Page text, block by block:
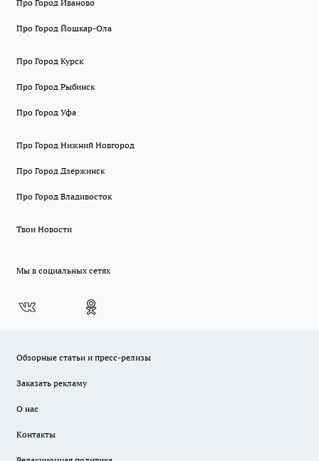
Про Город Иваново
Про Город Йошкар-Ола
Про Город Курск
Про Город Рыбинск
Про Город Уфа
Про Город Нижний Новгород
Про Город Дзержинск
Про Город Владивосток
Твои Новости
Мы в социальных сетях
Обзорные статьи и пресс-релизы
Заказать рекламу
О нас
Контакты